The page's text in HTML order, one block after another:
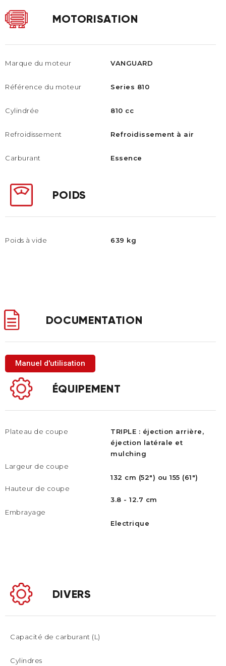
MOTORISATION
Marque du moteur
Référence du moteur
Cylindrée
Refroidissement
Carburant
VANGUARD
Series 810
810 cc
Refroidissement à air
Essence
POIDS
Poids à vide 639 kg
DOCUMENTATION
Manuel d'utilisation
ÉQUIPEMENT
Plateau de coupe
Largeur de coupe
Hauteur de coupe
Embrayage
TRIPLE : éjection arrière,
éjection latérale et
mulching
132 cm (52") ou 155 (61")
3.8 - 12.7 cm
Electrique
DIVERS
Capacité de carburant (L)
Cylindres